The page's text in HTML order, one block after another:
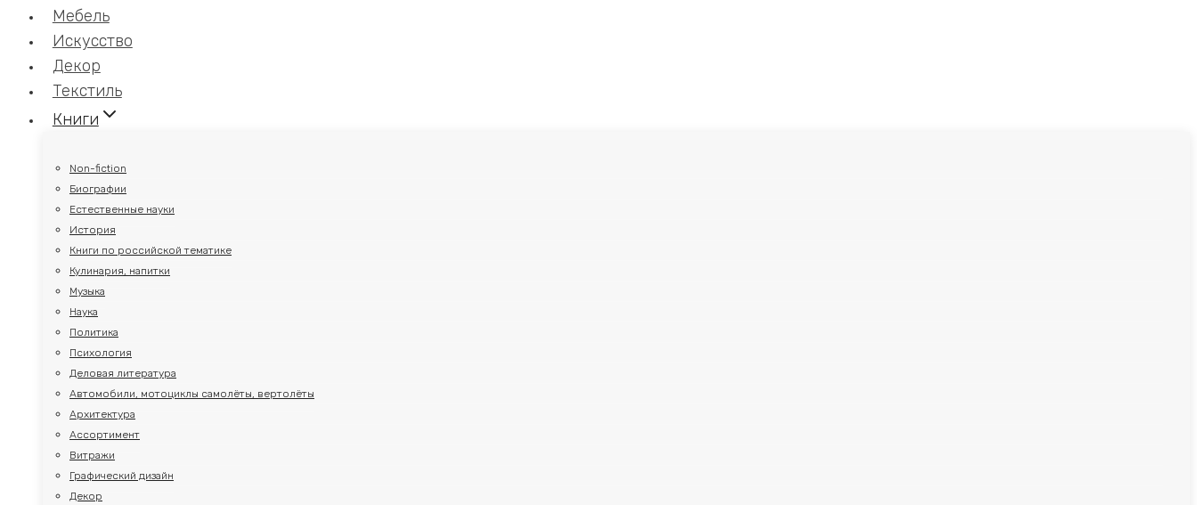
Мебель
Искусство
Декор
Текстиль
Книги
Non-fiction
Биографии
Естественные науки
История
Книги по российской тематике
Кулинария, напитки
Музыка
Наука
Политика
Психология
Деловая литература
Автомобили, мотоциклы самолёты, вертолёты
Архитектура
Ассортимент
Витражи
Графический дизайн
Декор